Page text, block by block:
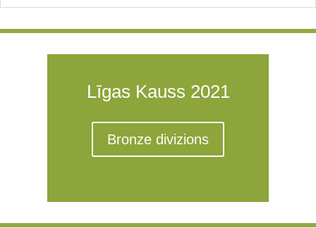
Līgas Kauss 2021
Bronze divizions